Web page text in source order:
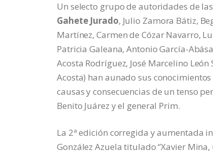
Un selecto grupo de autoridades de
Gahete Jurado, Julio Zamora Bátiz,
Martínez, Carmen de Cózar Navarro,
Patricia Galeana, Antonio García-
Acosta Rodríguez, José Marcelino
Acosta) han aunado sus
causas y consecuencias de un tenso
Benito Juárez y el general Prim.
La 2ª edición corregida y aumentada
González Azuela titulado “Xavier